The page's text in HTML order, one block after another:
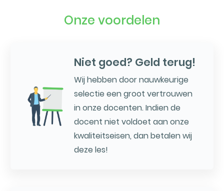
Onze voordelen
Niet goed? Geld terug!
Wij hebben door nauwkeurige
selectie een groot vertrouwen
in onze docenten. Indien de
docent niet voldoet aan onze
kwaliteitseisen, dan betalen wij
deze les!